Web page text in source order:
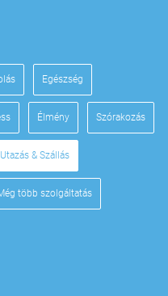
Egészség
Élmény Szórakozás
Utazás & Szállás
több szolgáltatás